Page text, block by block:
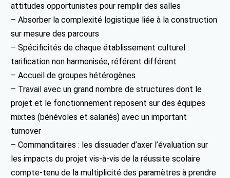
attitudes opportunistes pour remplir des salles
– Absorber la complexité logistique liée à la construction
sur mesure des parcours
– Spécificités de chaque établissement culturel :
tarification non harmonisée, référent différent
– Accueil de groupes hétérogènes
– Travail avec un grand nombre de structures dont le
projet et le fonctionnement reposent sur des équipes
mixtes (bénévoles et salariés) avec un important
turnover
– Commanditaires : les dissuader d’axer l’évaluation sur
les impacts du projet vis-à-vis de la réussite scolaire
compte-tenu de la multiplicité des paramètres à prendre